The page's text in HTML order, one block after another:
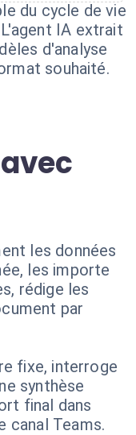
du cycle de vie
IA extrait
d'analyse
souhaité.
les données
les importe
rédige les
par
fixe, interroge
synthèse
final dans
canal Teams.